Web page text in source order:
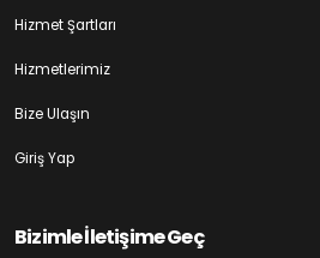
Hizmet Şartları
Hizmetlerimiz
Bize Ulaşın
Giriş Yap
Bizimle İletişime Geç